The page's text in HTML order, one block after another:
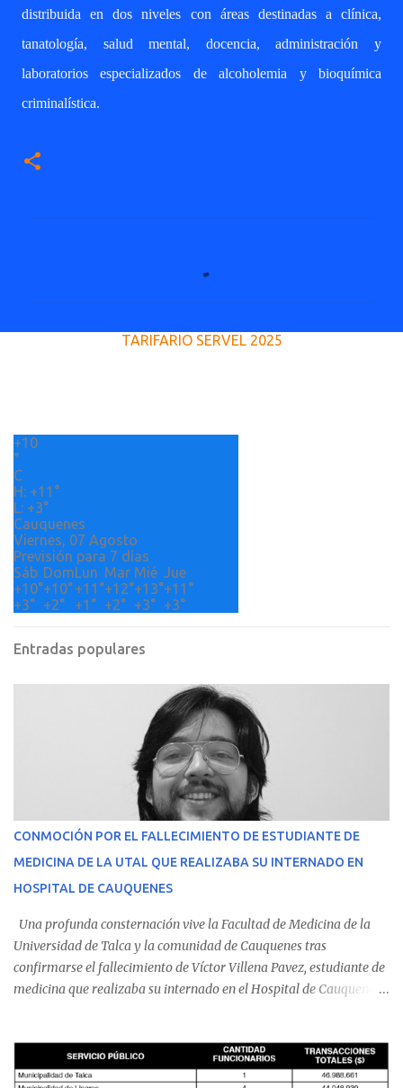
distribuida en dos niveles con áreas destinadas a clínica,
tanatología, salud mental, docencia, administración y
laboratorios especializados de alcoholemia y bioquímica
criminalística.
i
s
TARIFARIO SERVEL 2025
+10
°
C
H: +11°
L: +3°
Cauquenes
Viernes, 07 Agosto
Previsión para 7 días
Sáb DomLun Mar Mié Jue
+10°+10°+11°+12°+13°+11°
+3° +2° +1° +2° +3° +3°
Entradas populares
CONMOCIÓN POR EL FALLECIMIENTO DE ESTUDIANTE DE
MEDICINA DE LA UTAL QUE REALIZABA SU INTERNADO EN
HOSPITAL DE CAUQUENES
Una profunda consternación vive la Facultad de Medicina de la
Universidad de Talca y la comunidad de Cauquenes tras
confirmarse el fallecimiento de Víctor Villena Pavez, estudiante de
medicina que realizaba su internado en el Hospital de Cauquenes.
malestares físicos. Dada la complejidad de su estado de salud, el
equipo médico determinó su traslado de urgencia al Hospital